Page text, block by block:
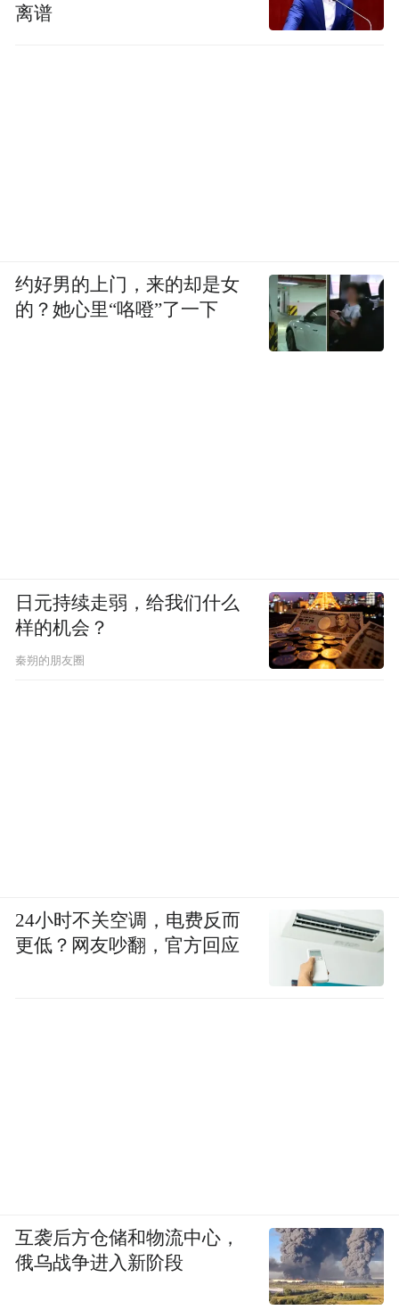
离谱
约好男的上门，来的却是女
的？她心里“咯噔”了一下
日元持续走弱，给我们什么
样的机会？
秦朔的朋友圈
24小时不关空调，电费反而
更低？网友吵翻，官方回应
互袭后方仓储和物流中心，
俄乌战争进入新阶段